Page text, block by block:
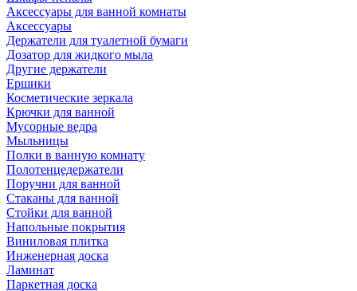
Аксессуары для ванной комнаты
Аксессуары
Держатели для туалетной бумаги
Дозатор для жидкого мыла
Другие держатели
Ершики
Косметические зеркала
Крючки для ванной
Мусорные ведра
Мыльницы
Полки в ванную комнату
Полотенцедержатели
Поручни для ванной
Стаканы для ванной
Стойки для ванной
Напольные покрытия
Виниловая плитка
Инженерная доска
Ламинат
Паркетная доска